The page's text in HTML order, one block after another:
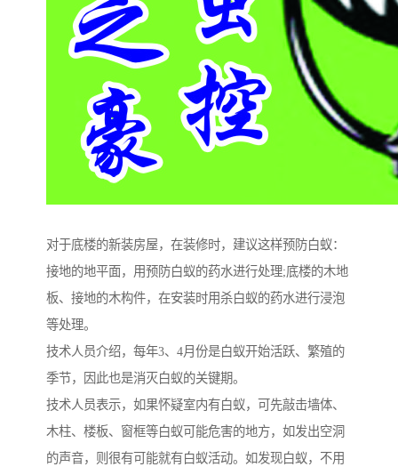
对于底楼的新装房屋，在装修时，建议这样预防白蚁：
接地的地平面，用预防白蚁的药水进行处理;底楼的木地
板、接地的木构件，在安装时用杀白蚁的药水进行浸泡
等处理。
技术人员介绍，每年3、4月份是白蚁开始活跃、繁殖的
季节，因此也是消灭白蚁的关键期。
技术人员表示，如果怀疑室内有白蚁，可先敲击墙体、
木柱、楼板、窗框等白蚁可能危害的地方，如发出空洞
的声音，则很有可能就有白蚁活动。如发现白蚁，不用